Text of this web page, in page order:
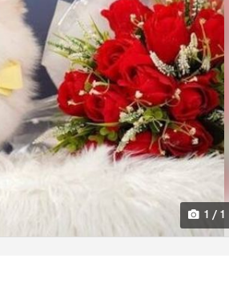
1 / 1